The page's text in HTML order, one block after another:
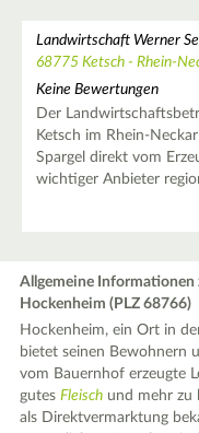
Landwirtschaft Werner
68775 Ketsch - Rhein-
Keine Bewertungen
Der
Ketsch im Rhein-
Spargel direkt vom
wichtiger Anbieter
Allgemeine
Hockenheim (PLZ 68766)
Hockenheim, ein Ort in
bietet seinen Bewohnern
vom Bauernhof erzeugte
gutesFleisch und mehr zu
als Direktvermarktung